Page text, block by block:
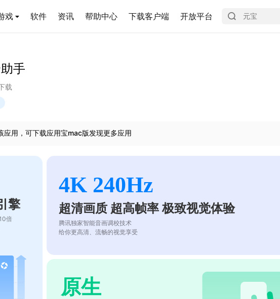
戏 软件 资讯 帮助中心 下载客户端 开放平台
手
载
应用，可下载应用宝mac版发现更多应用
擎
倍
4K 240Hz
超清画质 超高帧率 极致视觉体验
腾讯独家智能音画调校技术
给你更高清、流畅的视觉享受
原生